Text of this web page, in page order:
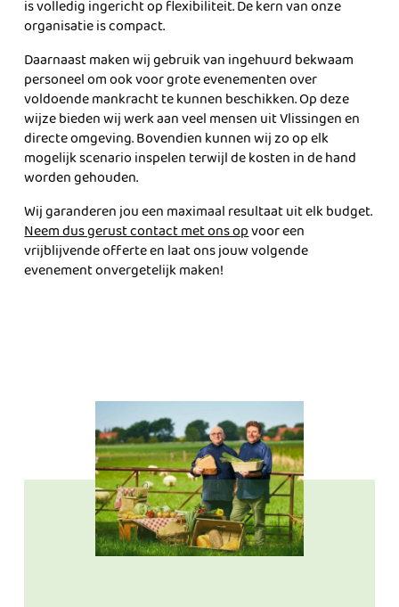
is volledig ingericht op flexibiliteit. De kern van onze
organisatie is compact.
Daarnaast maken wij gebruik van ingehuurd bekwaam
personeel om ook voor grote evenementen over
voldoende mankracht te kunnen beschikken. Op deze
wijze bieden wij werk aan veel mensen uit Vlissingen en
directe omgeving. Bovendien kunnen wij zo op elk
mogelijk scenario inspelen terwijl de kosten in de hand
worden gehouden.
Wij garanderen jou een maximaal resultaat uit elk budget.
Neem dus gerust contact met ons opvoor een
vrijblijvende offerte en laat ons jouw volgende
evenement onvergetelijk maken!